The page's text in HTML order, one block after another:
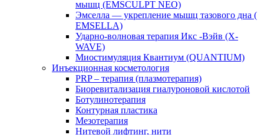
мышц (EMSCULPT NEO)
Эмселла — укрепление мышц тазового дна (
EMSELLA)
Ударно-волновая терапия Икс -Вэйв (X-
WAVE)
Миостимуляция Квантиум (QUANTIUM)
Инъекционная косметология
PRP – терапия (плазмотерапия)
Биоревитализация гиалуроновой кислотой
Ботулинотерапия
Контурная пластика
Мезотерапия
Нитевой лифтинг, нити